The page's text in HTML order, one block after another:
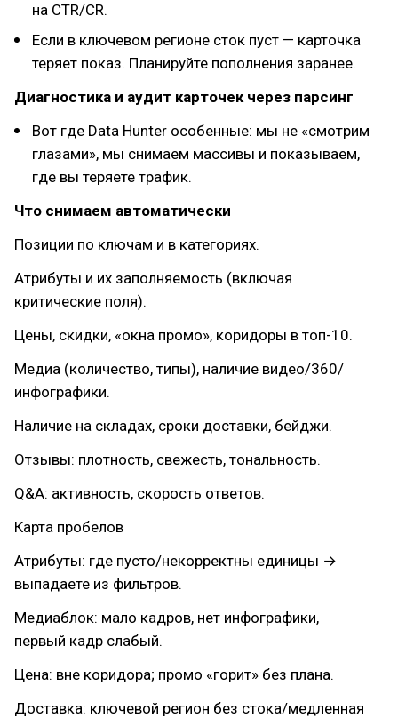
на CTR/CR.
Если в ключевом регионе сток пуст — карточка
теряет показ. Планируйте пополнения заранее.
Диагностика и аудит карточек через парсинг
Вот где Data Hunter особенные: мы не «смотрим
глазами», мы снимаем массивы и показываем,
где вы теряете трафик.
Что снимаем автоматически
Позиции по ключам и в категориях.
Атрибуты и их заполняемость (включая
критические поля).
Цены, скидки, «окна промо», коридоры в топ-10.
Медиа (количество, типы), наличие видео/360/
инфографики.
Наличие на складах, сроки доставки, бейджи.
Отзывы: плотность, свежесть, тональность.
Q&A: активность, скорость ответов.
Карта пробелов
Атрибуты: где пусто/некорректны единицы →
выпадаете из фильтров.
Медиаблок: мало кадров, нет инфографики,
первый кадр слабый.
Цена: вне коридора; промо «горит» без плана.
Доставка: ключевой регион без стока/медленная